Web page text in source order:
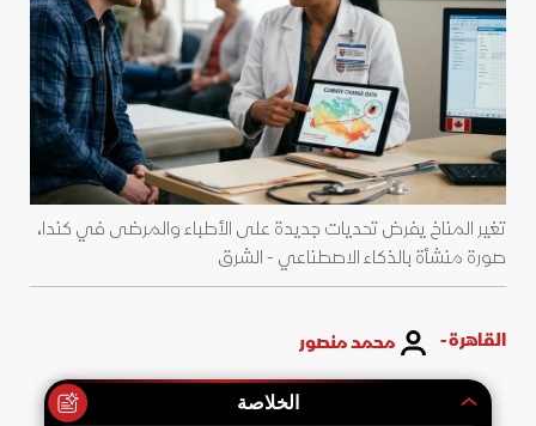
تغير المناخ يفرض تحديات جديدة على الأطباء والمرضى في كندا،
صورة منشأة بالذكاء الاصطناعي - الشرق
القاهرة - محمد منصور
الخلاصة